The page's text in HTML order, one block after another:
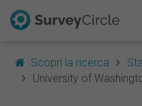
Scopri la ricerca
University of